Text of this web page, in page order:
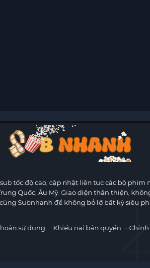
tốc độ cao, cập nhật liên tục các bộ
Quốc, Âu Mỹ. Giao diện thân thiện,
Subnhanh để không bỏ lỡ bất kỳ siêu
sử dụng Khiếu nại bản quyền Chính